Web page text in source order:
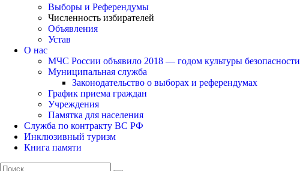
Выборы и Референдумы
Численность избирателей
Объявления
Устав
О нас
МЧС России объявило 2018 — годом культуры безопасности
Муниципальная служба
Законодательство о выборах и референдумах
График приема граждан
Учреждения
Памятка для населения
Служба по контракту ВС РФ
Инклюзивный туризм
Книга памяти